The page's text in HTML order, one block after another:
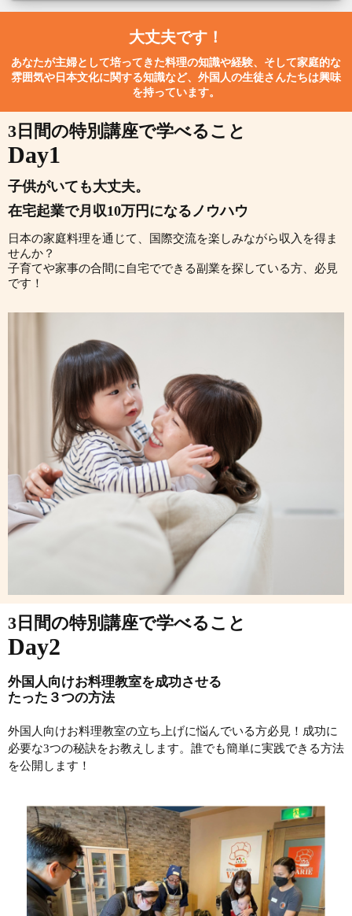
大丈夫です！
あなたが主婦として培ってきた料理の知識や経験、そして家庭的な
雰囲気や日本文化に関する知識など、外国人の生徒さんたちは興味
を持っています。
3日間の特別講座で学べること
Day1
子供がいても大丈夫。
在宅起業で月収10万円になるノウハウ
日本の家庭料理を通じて、国際交流を楽しみながら収入を得ま
せんか？
子育てや家事の合間に自宅でできる副業を探している方、必見
です！
3日間の特別講座で学べること
Day2
外国人向けお料理教室を成功させる
たった３つの方法
外国人向けお料理教室の立ち上げに悩んでいる方必見！成功に
必要な3つの秘訣をお教えします。誰でも簡単に実践できる方法
を公開します！